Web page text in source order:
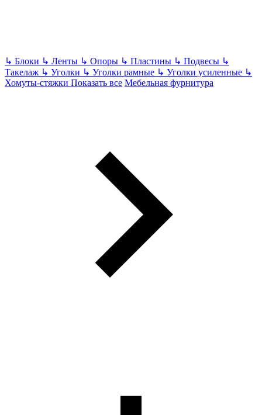
↳ Блоки ↳ Ленты ↳ Опоры ↳ Пластины ↳ Подвесы ↳
Такелаж ↳ Уголки ↳ Уголки рамные ↳ Уголки усиленные ↳
Хомуты-стяжки Показать все Мебельная фурнитура